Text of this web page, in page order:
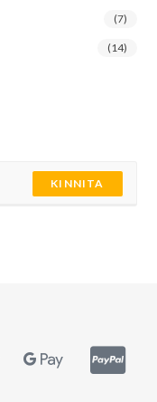
(7)
(14)
KINNITA